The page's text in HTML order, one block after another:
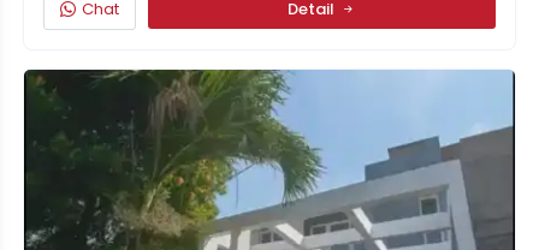
Chat Detail